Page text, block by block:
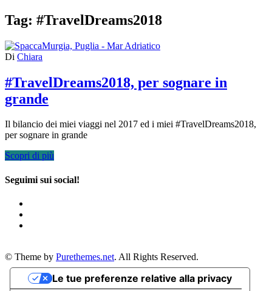
Tag: #TravelDreams2018
Di Chiara
#TravelDreams2018, per sognare in
grande
Il bilancio dei miei viaggi nel 2017 ed i miei #TravelDreams2018,
per sognare in grande
Scopri di più
Seguimi sui social!
© Theme by Purethemes.net. All Rights Reserved.
Le tue preferenze relative alla privacy